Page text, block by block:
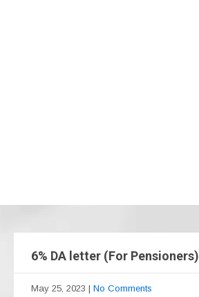
6% DA letter (For Pensioners)
May 25, 2023 | No Comments